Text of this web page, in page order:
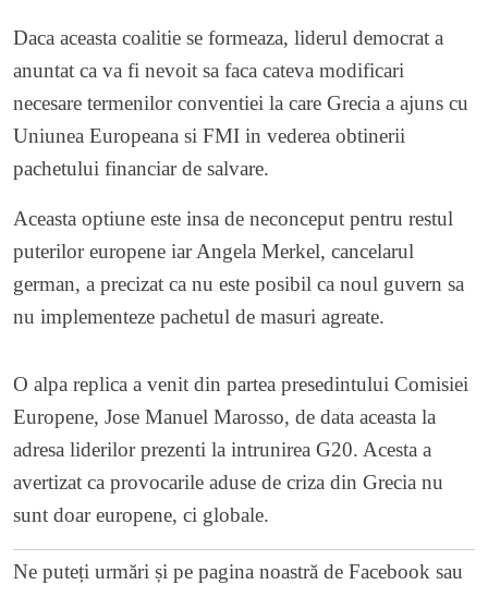
Daca aceasta coalitie se formeaza, liderul democrat a
anuntat ca va fi nevoit sa faca cateva modificari
necesare termenilor conventiei la care Grecia a ajuns cu
Uniunea Europeana si FMI in vederea obtinerii
pachetului financiar de salvare.
Aceasta optiune este insa de neconceput pentru restul
puterilor europene iar Angela Merkel, cancelarul
german, a precizat ca nu este posibil ca noul guvern sa
nu implementeze pachetul de masuri agreate.
O alpa replica a venit din partea presedintului Comisiei
Europene, Jose Manuel Marosso, de data aceasta la
adresa liderilor prezenti la intrunirea G20. Acesta a
avertizat ca provocarile aduse de criza din Grecia nu
sunt doar europene, ci globale.
Ne puteți urmări și pe pagina noastră de Facebook sau